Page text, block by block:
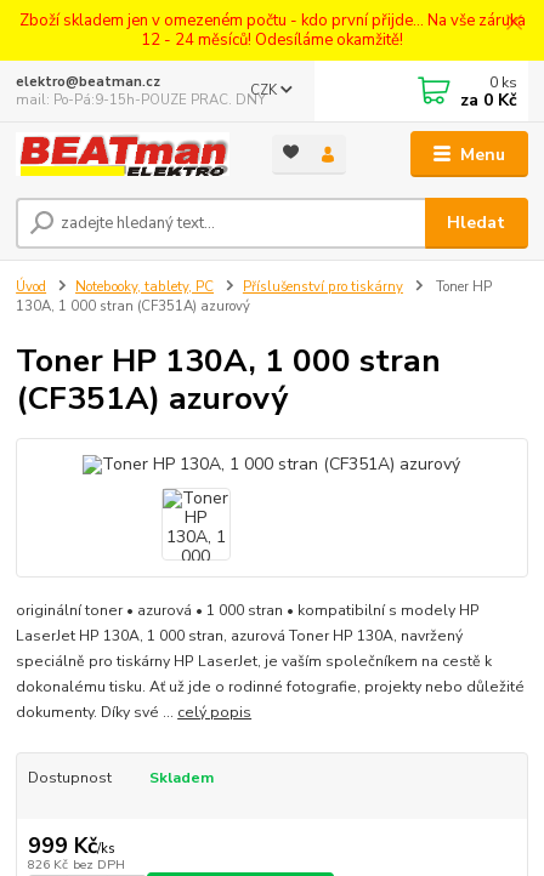
Zboží skladem jen v omezeném počtu - kdo první přijde... Na vše záruka
12 - 24 měsíců! Odesíláme okamžitě!
Menu
CZK
Hledat
elektro@beatman.cz
mail: Po-Pá:9-15h-POUZE PRAC. DNY
0 ks
za 0 Kč
Úvod Notebooky, tablety, PC Příslušenství pro tiskárny
Toner HP
130A, 1 000 stran (CF351A) azurový
Toner HP 130A, 1 000 stran
(CF351A) azurový
originální toner • azurová • 1 000 stran • kompatibilní s modely HP
LaserJet HP 130A, 1 000 stran, azurová Toner HP 130A, navržený
speciálně pro tiskárny HP LaserJet, je vaším společníkem na cestě k
dokonalému tisku. Ať už jde o rodinné fotografie, projekty nebo důležité
dokumenty. Díky své ... celý popis
Dostupnost Skladem
999 Kč/ks
826 Kč bez DPH